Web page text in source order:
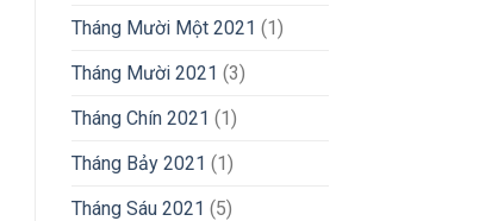
Tháng Mười Một 2021 (1)
Tháng Mười 2021 (3)
Tháng Chín 2021 (1)
Tháng Bảy 2021 (1)
Tháng Sáu 2021 (5)